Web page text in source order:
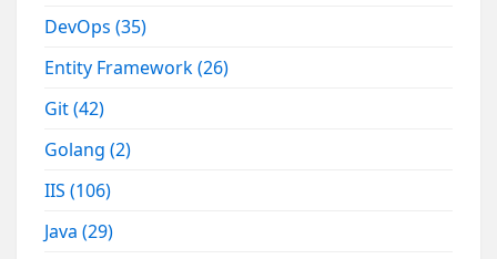
DevOps(35)
Entity Framework(26)
Git(42)
Golang(2)
IIS(106)
Java(29)